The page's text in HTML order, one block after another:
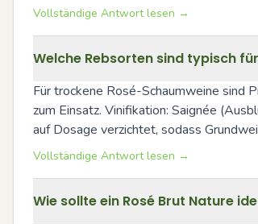
Vollständige Antwort lesen →
Welche Rebsorten sind typisch
Für trockene Rosé-Schaumweine sind
zum Einsatz. Vinifikation: Saignée
auf Dosage verzichtet, sodass
Vollständige Antwort lesen →
Wie sollte ein Rosé Brut Nature